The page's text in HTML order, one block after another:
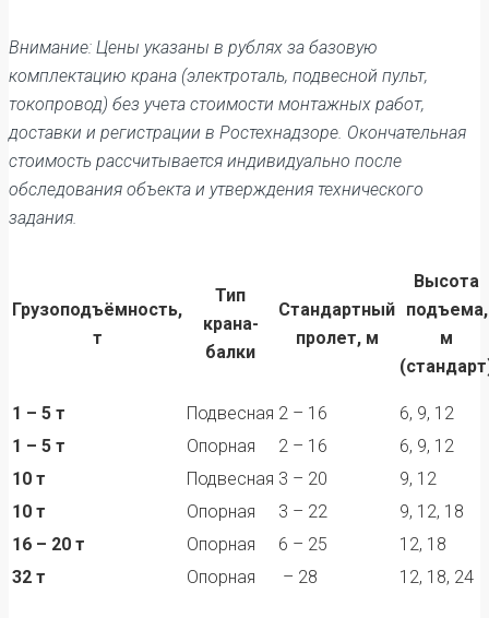
Внимание: Цены указаны в рублях за базовую
комплектацию крана (электроталь, подвесной пульт,
токопровод) без учета стоимости монтажных работ,
доставки и регистрации в Ростехнадзоре. Окончательная
стоимость рассчитывается индивидуально после
обследования объекта и утверждения технического
задания.
Грузоподъёмность,
т
Тип
крана-
балки
Стандартный
пролет, м
Высота
подъема,
м
1 – 5 т Подвесная 2 – 16
6, 9, 12
1 – 5 т
Опорная 2 – 16
6, 9, 12
10 т
Подвесная 3 – 20
9, 12
10 т
Опорная 3 – 22
9, 12, 18
16 – 20 т
Опорная 6 – 25
12, 18
32 т
Опорная – 28 12, 18, 24